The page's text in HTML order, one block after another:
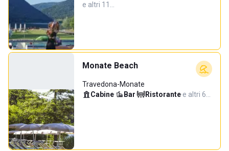
e altri 11…
Monate Beach
Travedona-Monate
Cabine· Bar· Ristorante·e altri 6…